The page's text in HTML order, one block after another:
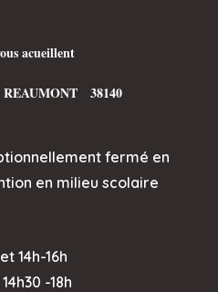
acueillent
REAUMONT 38140
fermé en
en milieu scolaire
14h-16h
-18h